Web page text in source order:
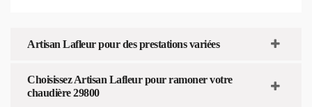
Artisan Lafleur pour des prestations variées
Choisissez Artisan Lafleur pour ramoner votre
chaudière 29800